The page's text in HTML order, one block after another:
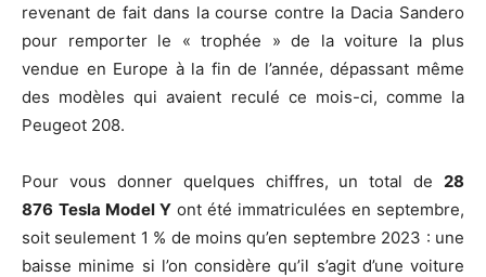
revenant de fait dans la course contre la Dacia Sandero
pour remporter le « trophée » de la voiture la plus
vendue en Europe à la fin de l’année, dépassant même
des modèles qui avaient reculé ce mois-ci, comme la
Peugeot 208.
Pour vous donner quelques chiffres, un total de 28
876 Tesla Model Y ont été immatriculées en septembre,
soit seulement 1 % de moins qu’en septembre 2023 : une
baisse minime si l’on considère qu’il s’agit d’une voiture